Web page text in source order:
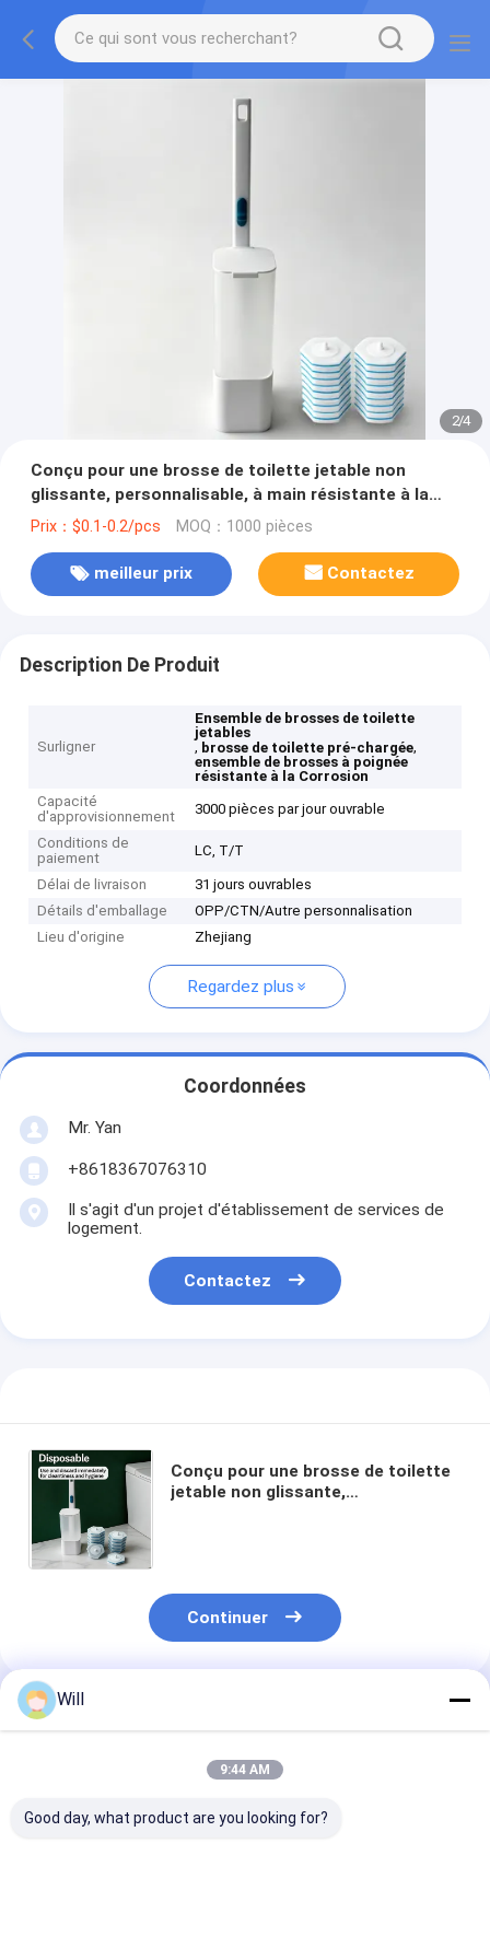
2/4
Conçu pour une brosse de toilette jetable non
glissante, personnalisable, à main résistante à la
corrosion, nettoyant préchargé
Prix：$0.1-0.2/pcs MOQ：1000 pièces
meilleur prix Contactez
Description De Produit
Surligner
Ensemble de brosses de toilette
jetables
, brosse de toilette pré-chargée,
ensemble de brosses à poignée
résistante à la Corrosion
Capacité
d'approvisionnement
3000 pièces par jour ouvrable
Conditions de
paiement
LC, T/T
Délai de livraison
31 jours ouvrables
Détails d'emballage
OPP/CTN/Autre personnalisation
Lieu d'origine
Zhejiang
Regardez plus
Coordonnées
Mr. Yan
+8618367076310
Il s'agit d'un projet d'établissement de services de
logement.
Contactez
Conçu pour une brosse de toilette
jetable non glissante,
Continuer
Produits Recommandés
Will
9:44 AM
Good day, what product are you looking for?